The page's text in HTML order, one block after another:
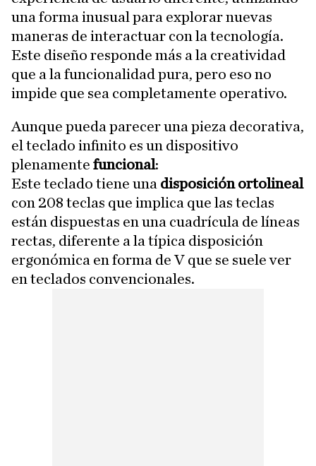
una forma inusual para explorar nuevas
maneras de interactuar con la tecnología.
Este diseño responde más a la creatividad
que a la funcionalidad pura, pero eso no
impide que sea completamente operativo.
Aunque pueda parecer una pieza decorativa,
el teclado infinito es un dispositivo
plenamente funcional:
Este teclado tiene una disposición ortolineal
con 208 teclas que implica que las teclas
están dispuestas en una cuadrícula de líneas
rectas, diferente a la típica disposición
ergonómica en forma de V que se suele ver
en teclados convencionales.